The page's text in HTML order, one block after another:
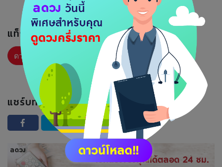
แท็กที่เกี่ยวข้อง :
ดวงรายวัน
แชร์บทความนี้ :